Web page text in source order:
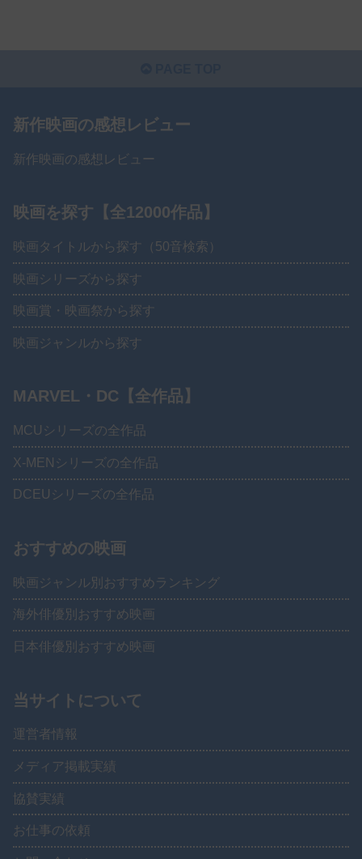
新作映画の感想レビュー
新作映画の感想レビュー
映画を探す【全12000作品】
映画タイトルから探す（50音検索）
映画シリーズから探す
映画賞・映画祭から探す
映画ジャンルから探す
MARVEL・DC【全作品】
MCUシリーズの全作品
X-MENシリーズの全作品
DCEUシリーズの全作品
おすすめの映画
映画ジャンル別おすすめランキング
海外俳優別おすすめ映画
日本俳優別おすすめ映画
当サイトについて
運営者情報
メディア掲載実績
協賛実績
お仕事の依頼